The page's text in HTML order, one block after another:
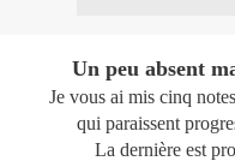
Un peu absent
Je vous ai mis cinq
qui paraissent
La dernière est